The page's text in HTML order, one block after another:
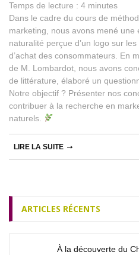
Temps de lecture : 4 minutes
Dans le cadre du cours de
marketing, nous avons mené une
naturalité perçue d’un logo sur
d’achat des consommateurs. En
de M. Lombardot, nous avons
de littérature, élaboré un
Notre objectif ? Présenter nos
contribuer à la recherche en
naturels.
LIRE LA SUITE
ARTICLES RÉCENTS
À la découverte du